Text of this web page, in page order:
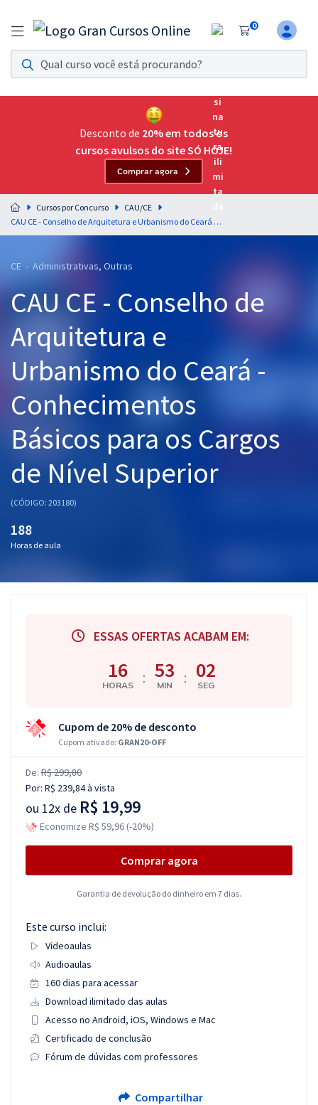
0
Assinatura Ilimitada 11
Acesso a todos os cursos. Teste grátis por 7 dias!
Assinatura OAB Até Passar
Acesso ilimitado a toda preparação para o Exame da
Residências Multiprofissionais
Preparação completa e intensiva para as principais
residências em saúde do Brasil
Cursos 20% OFF
Pós
Graduação
OAB
Mentorias
Questões grátis
Aprovados
Desconto de 20% em todos os
cursos avulsos do site SÓ HOJE!
Comprar agora
Cursos por Concurso
CAU/CE
CAU CE - Conselho de Arquitetura e Urbanismo do Ceará - Conhecimentos Básicos para os Cargos de Nível Superior
CE - Administrativas, Outras
CAU CE - Conselho de
Arquitetura e
Urbanismo do Ceará -
Conhecimentos
Básicos para os Cargos
de Nível Superior
(CÓDIGO: 203180)
188
Horas de aula
ESSAS OFERTAS ACABAM EM:
16
HORAS : 53
MIN : 01
SEG
Cupom de 20% de desconto
Cupom ativado: GRAN20-OFF
De: R$ 299,80
Por: R$ 239,84à vista
ou 12x de R$ 19,99
Economize R$ 59,96 (-20%)
Comprar agora
Garantia de devolução do dinheiro em 7 dias.
Este curso inclui:
Videoaulas
Audioaulas
160 dias para acessar
Download ilimitado das aulas
Acesso no Android, iOS, Windows e Mac
Certificado de conclusão
Fórum de dúvidas com professores
Compartilhar